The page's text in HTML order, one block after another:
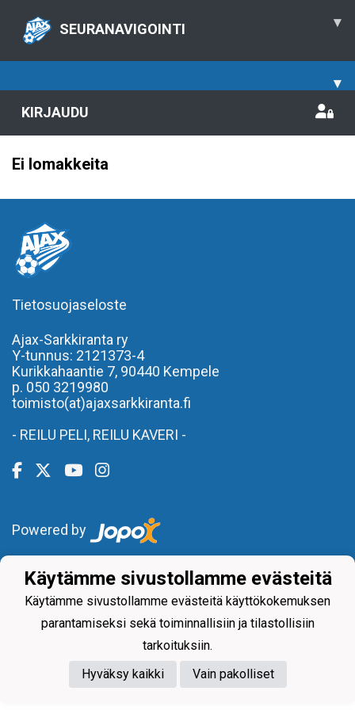
SEURANAVIGOINTI ▾
▾
KIRJAUDU
Ei lomakkeita
Tietosuojaseloste
Ajax-Sarkkiranta ry
Y-tunnus: 2121373-4
Kurikkahaantie 7, 90440 Kempele
p. 050 3219980
toimisto(at)ajaxsarkkiranta.fi
- REILU PELI, REILU KAVERI -
Powered by
Käytämme sivustollamme evästeitä
Käytämme sivustollamme evästeitä käyttökokemuksen
parantamiseksi sekä toiminnallisiin ja tilastollisiin
tarkoituksiin.
Hyväksy kaikki
Vain pakolliset